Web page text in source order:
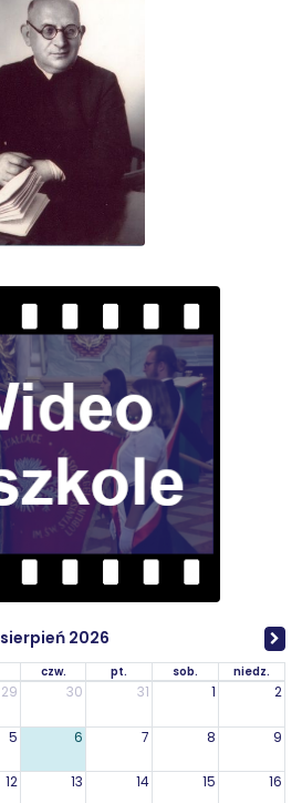
sierpień 2026
czw. pt. sob. niedz.
29 30 31 1 2
5 6 7 8 9
12 13 14 15 16